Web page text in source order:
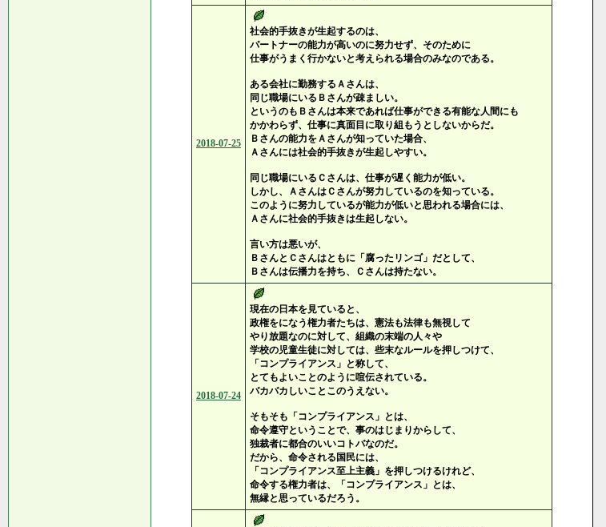
2018-07-25
社会的手抜きが生起するのは、
パートナーの能力が高いのに努力せず、そのために
仕事がうまく行かないと考えられる場合のみなのである。
ある会社に勤務するＡさんは、
同じ職場にいるＢさんが疎ましい。
というのもＢさんは本来であれば仕事ができる有能な人間にも
かかわらず、仕事に真面目に取り組もうとしないからだ。
Ｂさんの能力をＡさんが知っていた場合、
Ａさんには社会的手抜きが生起しやすい。
同じ職場にいるＣさんは、仕事が遅く能力が低い。
しかし、ＡさんはＣさんが努力しているのを知っている。
このように努力しているが能力が低いと思われる場合には、
Ａさんに社会的手抜きは生起しない。
言い方は悪いが、
ＢさんとＣさんはともに「腐ったリンゴ」だとして、
Ｂさんは伝播力を持ち、Ｃさんは持たない。
2018-07-24
現在の日本を見ていると、
政権をになう権力者たちは、憲法も法律も無視して
やり放題なのに対して、組織の末端の人々や
学校の児童生徒に対しては、些末なルールを押しつけて、
「コンプライアンス」と称して、
とてもよいことのように喧伝されている。
バカバカしいことこのうえない。
そもそも「コンプライアンス」とは、
命令遵守ということで、事のはじまりからして、
独裁者に都合のいいコトバなのだ。
だから、命令される国民には、
「コンプライアンス至上主義」を押しつけるけれど、
命令する権力者は、「コンプライアンス」とは、
無縁と思っているだろう。